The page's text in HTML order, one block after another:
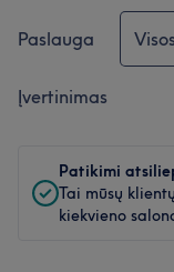
Paslauga
Įvertinimas
Patikimi
Tai mūsų
kiekvieno